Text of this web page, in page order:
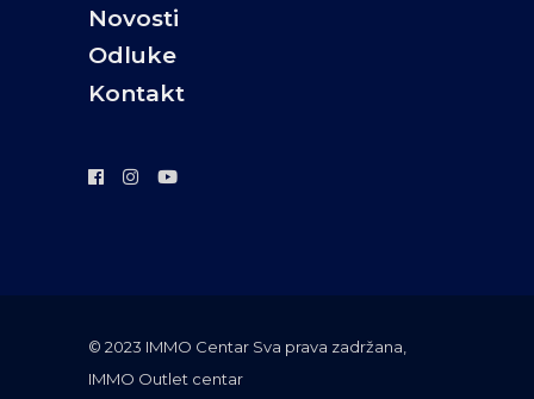
Novosti
Odluke
Kontakt
©️ 2023 IMMO Centar Sva prava zadržana,
IMMO Outlet centar